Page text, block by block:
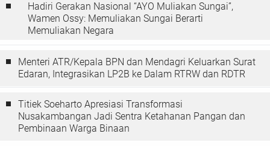
Hadiri Gerakan Nasional “AYO Muliakan Sungai”,
Wamen Ossy: Memuliakan Sungai Berarti
Memuliakan Negara
Menteri ATR/Kepala BPN dan Mendagri Keluarkan Surat
Edaran, Integrasikan LP2B ke Dalam RTRW dan RDTR
Titiek Soeharto Apresiasi Transformasi
Nusakambangan Jadi Sentra Ketahanan Pangan dan
Pembinaan Warga Binaan